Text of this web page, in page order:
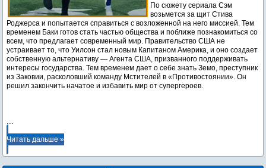
По сюжету сериала Сэм
возьмется за щит Стива
Роджерса и попытается справиться с возложенной на него миссией. Тем
временем Баки готов стать частью общества и поближе познакомиться со
всем, что предлагает современный мир. Правительство США не
устраивает то, что Уилсон стал новым Капитаном Америка, и оно создает
собственную альтернативу — Агента США, призванного поддерживать
интересы государства. Тем временем дает о себе знать Земо, преступник
из Заковии, расколовший команду Мстителей в «Противостоянии». Он
решил закончить начатое и избавить мир от супергероев.
...
Читать дальше »